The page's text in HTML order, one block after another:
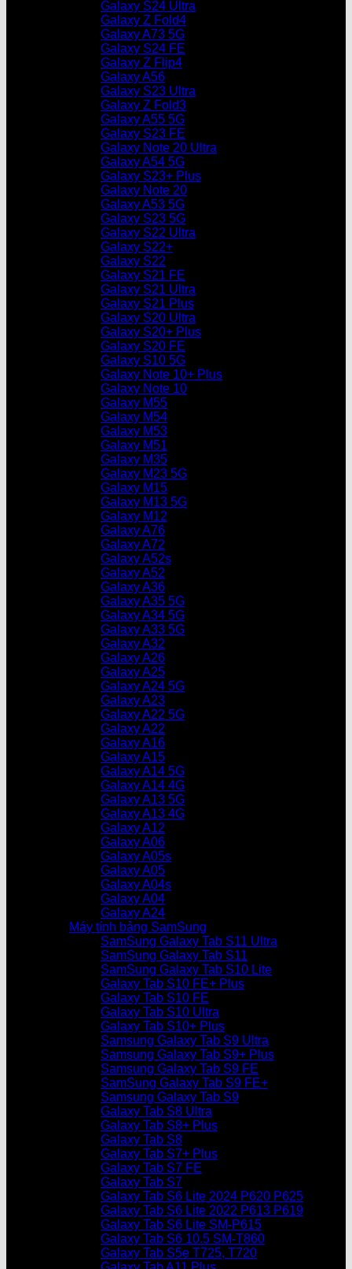
Galaxy S24 Ultra
Galaxy Z Fold4
Galaxy A73 5G
Galaxy S24 FE
Galaxy Z Flip4
Galaxy A56
Galaxy S23 Ultra
Galaxy Z Fold3
Galaxy A55 5G
Galaxy S23 FE
Galaxy Note 20 Ultra
Galaxy A54 5G
Galaxy S23+ Plus
Galaxy Note 20
Galaxy A53 5G
Galaxy S23 5G
Galaxy S22 Ultra
Galaxy S22+
Galaxy S22
Galaxy S21 FE
Galaxy S21 Ultra
Galaxy S21 Plus
Galaxy S20 Ultra
Galaxy S20+ Plus
Galaxy S20 FE
Galaxy S10 5G
Galaxy Note 10+ Plus
Galaxy Note 10
Galaxy M55
Galaxy M54
Galaxy M53
Galaxy M51
Galaxy M35
Galaxy M23 5G
Galaxy M15
Galaxy M13 5G
Galaxy M12
Galaxy A76
Galaxy A72
Galaxy A52s
Galaxy A52
Galaxy A36
Galaxy A35 5G
Galaxy A34 5G
Galaxy A33 5G
Galaxy A32
Galaxy A26
Galaxy A25
Galaxy A24 5G
Galaxy A23
Galaxy A22 5G
Galaxy A22
Galaxy A16
Galaxy A15
Galaxy A14 5G
Galaxy A14 4G
Galaxy A13 5G
Galaxy A13 4G
Galaxy A12
Galaxy A06
Galaxy A05s
Galaxy A05
Galaxy A04s
Galaxy A04
Galaxy A24
Máy tính bảng SamSung
SamSung Galaxy Tab S11 Ultra
SamSung Galaxy Tab S11
SamSung Galaxy Tab S10 Lite
Galaxy Tab S10 FE+ Plus
Galaxy Tab S10 FE
Galaxy Tab S10 Ultra
Galaxy Tab S10+ Plus
Samsung Galaxy Tab S9 Ultra
Samsung Galaxy Tab S9+ Plus
Samsung Galaxy Tab S9 FE
SamSung Galaxy Tab S9 FE+
Samsung Galaxy Tab S9
Galaxy Tab S8 Ultra
Galaxy Tab S8+ Plus
Galaxy Tab S8
Galaxy Tab S7+ Plus
Galaxy Tab S7 FE
Galaxy Tab S7
Galaxy Tab S6 Lite 2024 P620 P625
Galaxy Tab S6 Lite 2022 P613 P619
Galaxy Tab S6 Lite SM-P615
Galaxy Tab S6 10.5 SM-T860
Galaxy Tab S5e T725, T720